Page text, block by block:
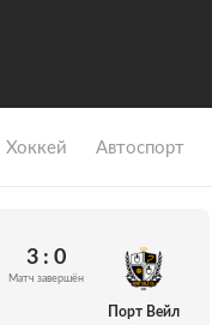
Хоккей Автоспорт
3 : 0
Матч завершён
Порт Вейл